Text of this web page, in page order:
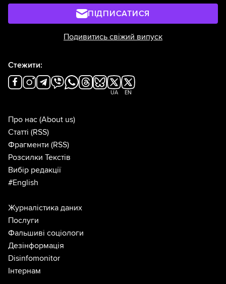
ПІДПИСАТИСЯ
Подивитись свіжий випуск
Стежити:
UA EN
Про нас (About us)
Статті (RSS)
Фрагменти (RSS)
Розсилки Текстів
Вибір редакції
#English
Журналістика даних
Послуги
Фальшиві соціологи
Дезінформація
Disinfomonitor
Інтернам